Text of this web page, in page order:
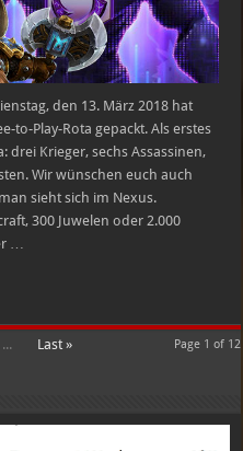
den 13. März 2018 hat
to-Play-Rota gepackt. Als erstes
drei Krieger, sechs Assassinen,
Wir wünschen euch auch
sieht sich im Nexus.
300 Juwelen oder 2.000
…
Page 1 of 12
... Last »